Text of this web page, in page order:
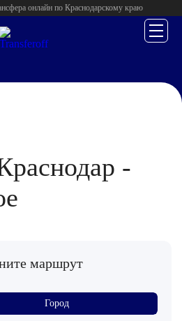
онлайн по Краснодарскому краю
-
маршрут
Город